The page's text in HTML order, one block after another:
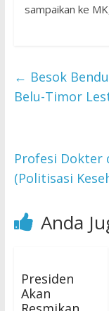
sampaikan ke
← Besok
Belu-Timor
Profesi Dokter
(Politisasi
Anda
Presiden
Akan